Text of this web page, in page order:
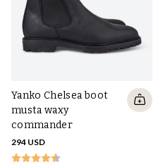
Yanko Chelsea boot
musta waxy
commander
294 USD